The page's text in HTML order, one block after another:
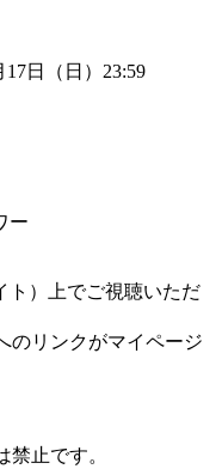
17日（日）23:59
ー
ト）上でご視聴いただ
のリンクがマイページ
止です。